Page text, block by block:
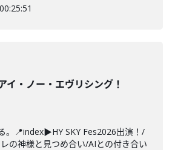
00:25:51
イ・ノー・エヴリシング！
。📍index▶HY SKY Fes2026出演！/
の神様と見つめ合い/AIとの付き合い